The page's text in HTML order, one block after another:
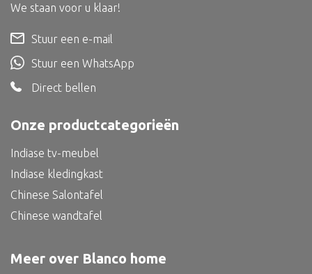
Kussen
Tapijt
Kelim
Alle bouwmateriaal
Bed
Alle oosterse meubels
Onze productcategorieën
Indiase tv-meubel
Indiase kledingkast
Chinese Salontafel
Chinese wandtafel
Meer over Blanco home
We staan voor u klaar!
Stuur een e-mail
Stuur een WhatsApp
Direct bellen